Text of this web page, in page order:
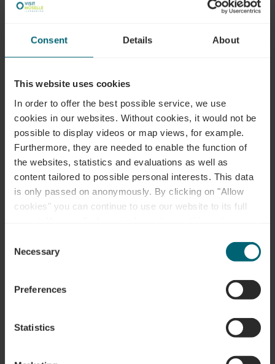
Consent Details About
This website uses cookies
In order to offer the best possible service, we use
cookies in our websites. Without cookies, it would not be
possible to display videos or map views, for example.
Furthermore, they are needed to enable the function of
the websites, statistics and evaluations as well as
content tailored to possible personal interests. This data
is only passed on anonymously. By clicking on "Allow
cookies" you can continue to use our website to its full
time.
Selection
Necessary
Preferences
Statistics
Anfragen
Ihre Reisedaten